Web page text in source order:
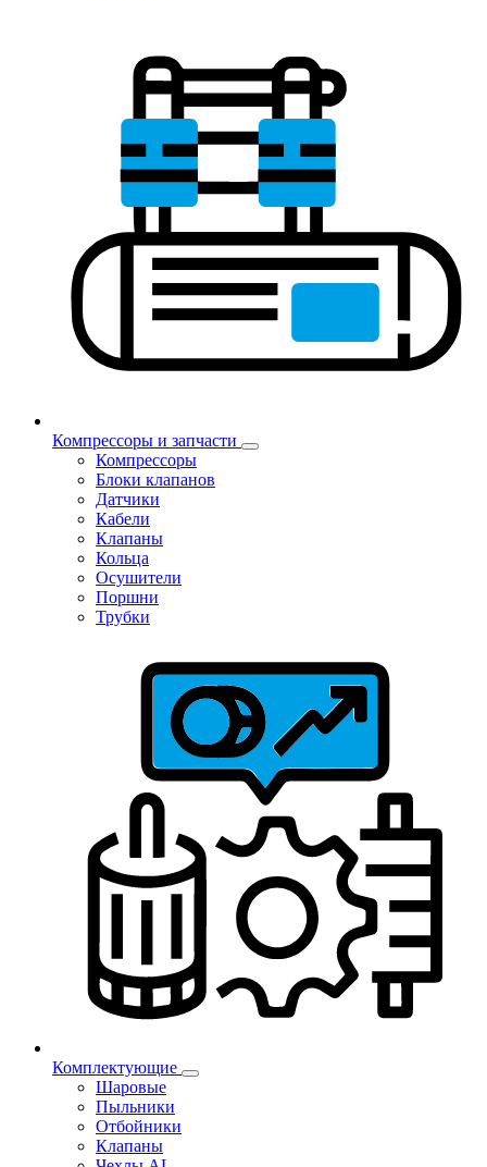
Компрессоры и запчасти
Компрессоры
Блоки клапанов
Датчики
Кабели
Клапаны
Кольца
Осушители
Поршни
Трубки
Комплектующие
Шаровые
Пыльники
Отбойники
Клапаны